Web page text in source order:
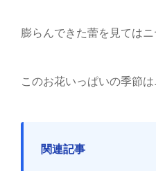
膨らんできた蕾を見てはニ
このお花いっぱいの季節
関連記事